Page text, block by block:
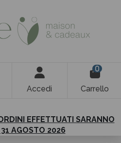
Accedi
0
Carrello
EFFETTUATI SARANNO
AGOSTO 2026